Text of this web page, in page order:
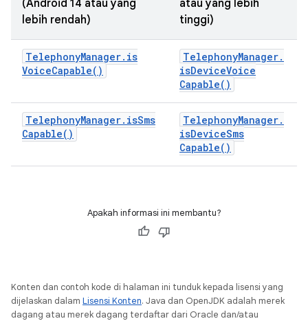
(Android 14 atau yang
lebih rendah)
atau yang lebih
tinggi)
TelephonyManager. is
VoiceCapable( )
TelephonyManager.
isDeviceVoice
Capable( )
TelephonyManager. isSms
Capable( )
TelephonyManager.
isDeviceSms
Capable( )
Apakah informasi ini membantu?
Konten dan contoh kode di halaman ini tunduk kepada lisensi yang
dijelaskan dalam Lisensi Konten. Java dan OpenJDK adalah merek
dagang atau merek dagang terdaftar dari Oracle dan/atau